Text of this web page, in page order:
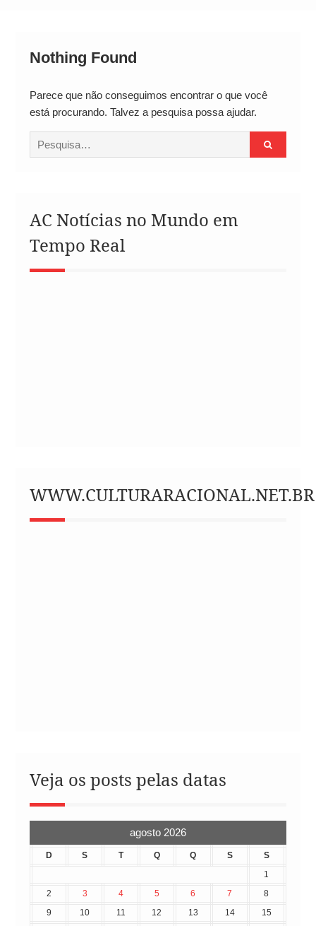
Nothing Found
Parece que não conseguimos encontrar o que você
está procurando. Talvez a pesquisa possa ajudar.
Procurar
por:
AC Notícias no Mundo em
Tempo Real
WWW.CULTURARACIONAL.NET.BR
Veja os posts pelas datas
agosto 2026
D S T Q Q S
S
1
2
3 4 5 6 7
8
9
10 11 12 13 14
15